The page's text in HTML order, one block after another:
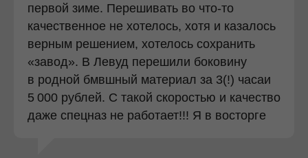
первой зиме. Перешивать во что-то
качественное не хотелось, хотя и казалось
верным решением, хотелось сохранить
«завод». В Левуд перешили боковину
в родной бмвшный материал за 3(!) часаи
5 000 рублей. С такой скоростью и качество
даже спецназ не работает!!! Я в восторге